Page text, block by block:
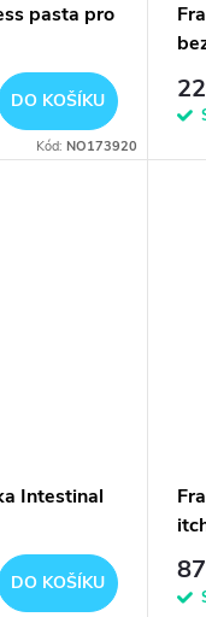
pasta pro
DO KOŠÍKU
Kód:NO173920
Intestinal
DO KOŠÍKU